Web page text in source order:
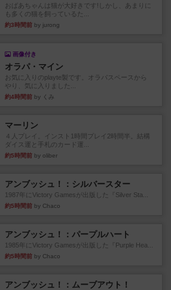
おばあちゃんは猫が大好きです!しかし、あまりに
も多くの猫を飼っているた...
約3時間前 by jurong
画像付き
オラパ・マイン
お気に入りのplayte製です。オラパスペースから
やり、気に入りました...
約4時間前 by くみ
マーリン
４人プレイ。インスト1時間プレイ2時間半。結構
ダイス運と手札のカード運...
約5時間前 by oliber
アンブッシュ！：シルバースター
1987年にVictory Gamesが出版した『Silver Sta...
約5時間前 by Chaco
アンブッシュ！：パープルハート
1985年にVictory Gamesが出版した『Purple Hea...
約5時間前 by Chaco
アンブッシュ！：ムーブアウト！